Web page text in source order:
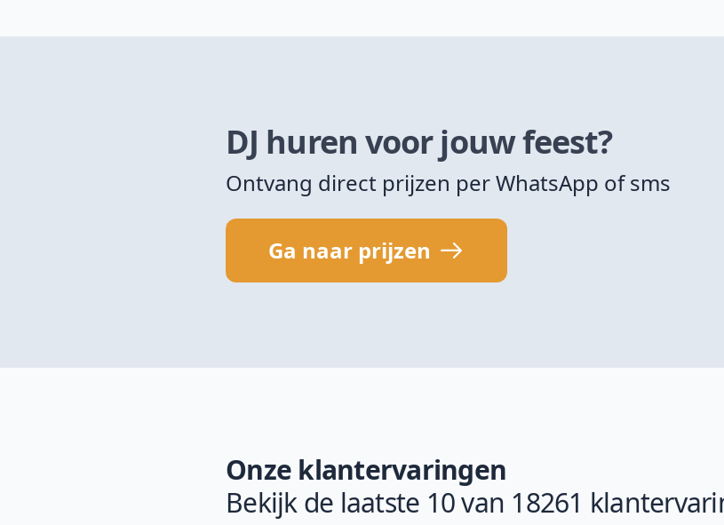
DJ huren voor jouw feest?
Ontvang direct prijzen per WhatsApp of sms
Ga naar prijzen
Onze klantervaringen
Bekijk de laatste 10 van 18261